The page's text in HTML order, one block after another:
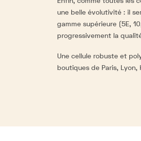
une belle évolutivité : il
gamme supérieure (5E,
progressivement la
Une cellule robuste et
boutiques de Paris, Lyon,